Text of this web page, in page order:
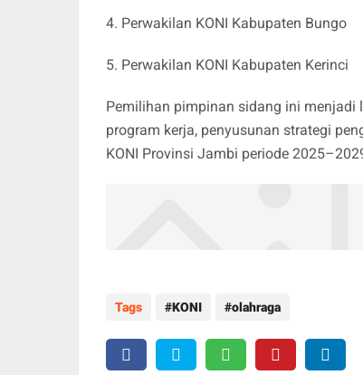
4. Perwakilan KONI Kabupaten Bungo
5. Perwakilan KONI Kabupaten Kerinci
Pemilihan pimpinan sidang ini menjadi
program kerja, penyusunan strategi
KONI Provinsi Jambi periode
Tags KONI olahraga